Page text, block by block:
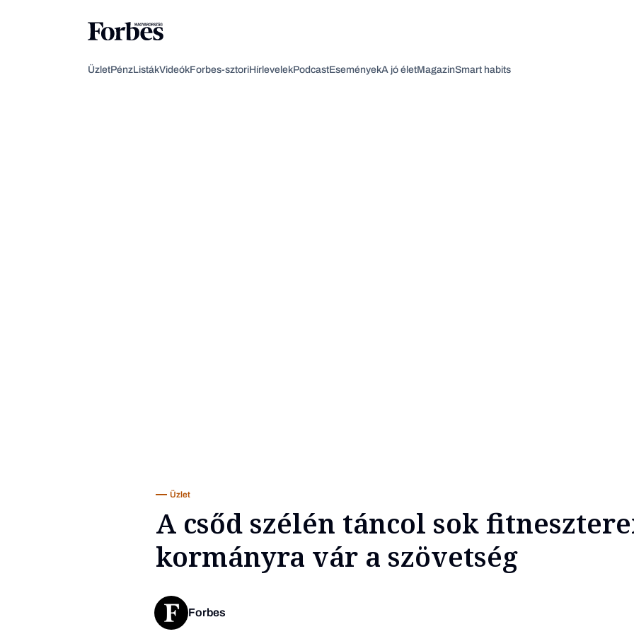
ÜzletPénzListákVideókForbes-sztoriHírlevelekPodcastEseményekA jó életMagazinSmart habits
Üzlet
A csőd szélén táncol sok
kormányra vár a szövetség
Forbes